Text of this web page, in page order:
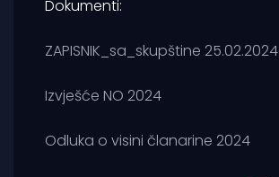
Dokumenti:
ZAPISNIK_sa_skupštine 25.02.2024
Izvješće NO 2024
Odluka o visini članarine 2024